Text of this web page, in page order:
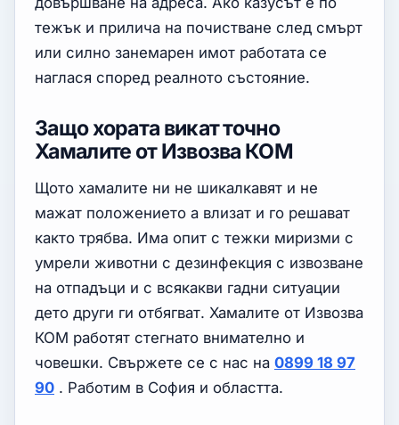
тежък и прилича на почистване след смърт
или силно занемарен имот работата се
наглася според реалното състояние.
Защо хората викат точно
Хамалите от Извозва КОМ
Щото хамалите ни не шикалкавят и не
мажат положението а влизат и го решават
както трябва. Има опит с тежки миризми с
умрели животни с дезинфекция с извозване
на отпадъци и с всякакви гадни ситуации
дето други ги отбягват. Хамалите от Извозва
КОМ работят стегнато внимателно и
човешки. Свържете се с нас на 0899 18 97
90 . Работим в София и областта.